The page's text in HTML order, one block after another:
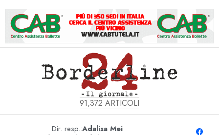
91,372 ARTICOLI
Dir. resp.:Adalisa Mei